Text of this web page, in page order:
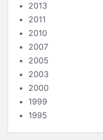
2013
2011
2010
2007
2005
2003
2000
1999
1995